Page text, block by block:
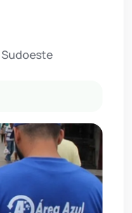
Sudoeste